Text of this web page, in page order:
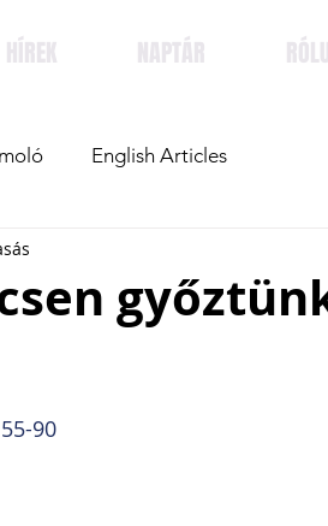
HÍREK NAPTÁR
English Articles
55-90